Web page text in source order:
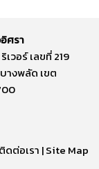
ศรา
เวอร์ เลขที่ 219
างพลัด เขต
ติดต่อเรา |Site Map